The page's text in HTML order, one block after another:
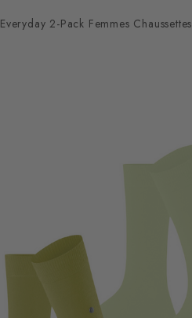
Everyday 2-Pack Femmes Chaussettes